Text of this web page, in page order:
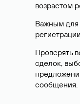
возрастом
Важным для
Проверять
сделок,
сообщения.